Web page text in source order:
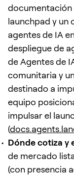
documentación
launchpad y un
agentes de IA
despliegue de
de Agentes de
comunitaria y
destinado a
equipo
impulsar el
(
Dónde cotiza y
de mercado
(con presencia